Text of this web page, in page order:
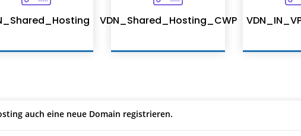
VDN_Shared_Hosting_CWP
auch eine neue Domain registrieren.